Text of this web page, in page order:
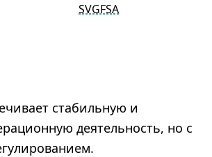
SVGFSA
стабильную и
деятельность, но с